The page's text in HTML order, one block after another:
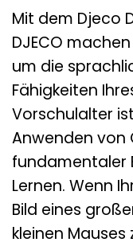
Mit dem Djeco
DJECO
um die
Fähigkeiten
Vorschulalter
Anwenden von
fundamentaler
Lernen. Wenn
Bild eines
kleinen